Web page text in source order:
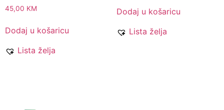
45,00 KM
Dodaj u košaricu
Lista želja
Dodaj u košaricu
Lista želja